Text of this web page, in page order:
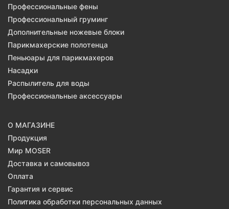
Профессиональные фены
Профессиональный груминг
Дополнительные ножевые блоки
Парикмахерские полотенца
Пеньюары для парикмахеров
Насадки
Распылитель для воды
Профессиональные аксессуары
О МАГАЗИНЕ
Продукция
Мир MOSER
Доставка и самовывоз
Оплата
Гарантия и сервис
Политика обработки персональных данных